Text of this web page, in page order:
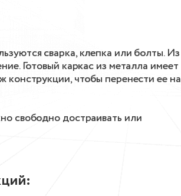
сварка, клепка или болты. Из
Готовый каркас из металла имеет
чтобы перенести ее на
свободно достраивать или